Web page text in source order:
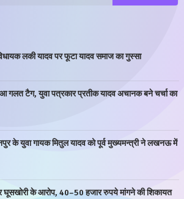
लकी यादव पर फूटा यादव समाज का गुस्सा
गलत टैग, युवा पत्रकार प्रतीक यादव अचानक बने चर्चा का
के युवा गायक मितुल यादव को पूर्व मुख्यमन्त्री ने लखनऊ में
घूसखोरी के आरोप, 40–50 हजार रुपये मांगने की शिकायत